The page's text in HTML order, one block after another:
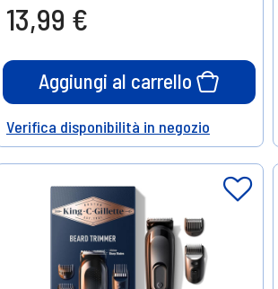
13,99 €
Aggiungi al carrello
Help
Verifica disponibilità in negozio